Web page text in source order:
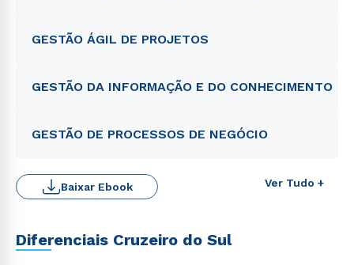
GESTÃO ÁGIL DE PROJETOS
GESTÃO DA INFORMAÇÃO E DO CONHECIMENTO
GESTÃO DE PROCESSOS DE NEGÓCIO
Ver Tudo +
Baixar Ebook
Diferenciais Cruzeiro do Sul